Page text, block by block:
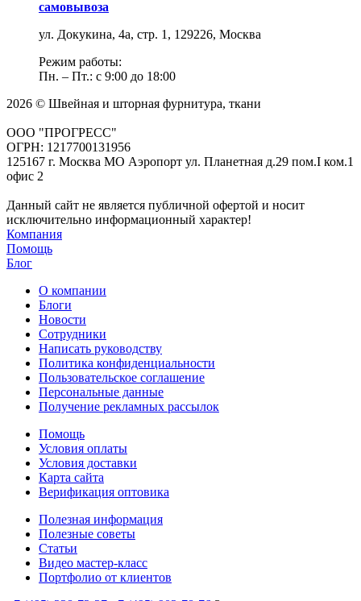
самовывоза
ул. Докукина, 4а, стр. 1, 129226, Москва
Режим работы:
Пн. – Пт.: с 9:00 до 18:00
2026 © Швейная и шторная фурнитура, ткани
ООО "ПРОГРЕСС"
ОГРН: 1217700131956
125167 г. Москва МО Аэропорт ул. Планетная д.29 пом.I ком.1
офис 2
Данный сайт не является публичной офертой и носит
исключительно информационный характер!
Компания
Помощь
Блог
О компании
Блоги
Новости
Сотрудники
Написать руководству
Политика конфиденциальности
Пользовательское соглашение
Персональные данные
Получение рекламных рассылок
Помощь
Условия оплаты
Условия доставки
Карта сайта
Верификация оптовика
Полезная информация
Полезные советы
Статьи
Видео мастер-класс
Портфолио от клиентов